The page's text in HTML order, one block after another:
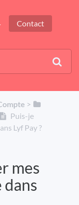
Contact
​ > ​
Puis-je
Lyf Pay ?
mes
dans